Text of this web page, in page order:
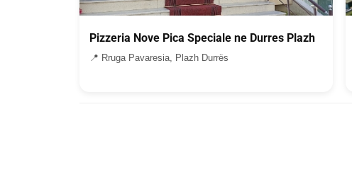
Pizzeria Nove Pica Speciale ne Durres Plazh
📍 Rruga Pavaresia, Plazh Durrës